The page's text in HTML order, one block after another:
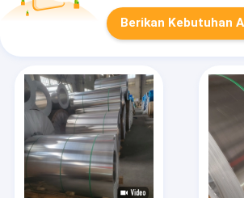
Berikan Kebutuhan